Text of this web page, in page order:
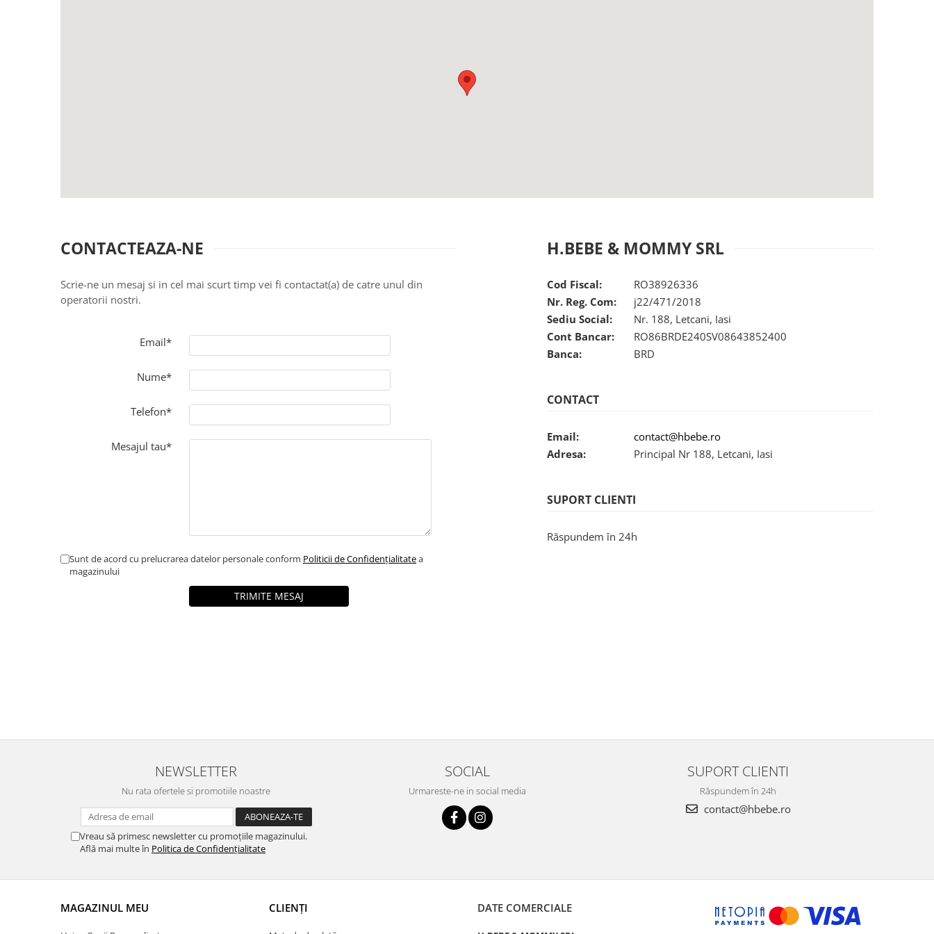
CONTACTEAZA-NE
Scrie-ne un mesaj si in cel mai scurt timp vei fi contactat(a) de catre unul din
operatorii nostri.
Email*
Nume*
Telefon*
Mesajul tau*
Sunt de acord cu prelucrarea datelor personale conform Politicii de Confidențialitatea
magazinului
H.BEBE & MOMMY SRL
Cod Fiscal:
RO38926336
Nr. Reg. Com:
j22/471/2018
Sediu Social:
Nr. 188, Letcani, Iasi
Cont Bancar:
RO86BRDE240SV08643852400
Banca:
BRD
CONTACT
Email:
contact@hbebe.ro
Adresa:
Principal Nr 188, Letcani, Iasi
SUPORT CLIENTI
Răspundem în 24h
NEWSLETTER
Nu rata ofertele si promotiile noastre
Vreau să primesc newsletter cu promoțiile magazinului.
Află mai multe în Politica de Confidențialitate
SOCIAL
Urmareste-ne in social media
SUPORT CLIENTI
Răspundem în 24h
contact@hbebe.ro
MAGAZINUL MEU CLIENȚI DATE COMERCIALE